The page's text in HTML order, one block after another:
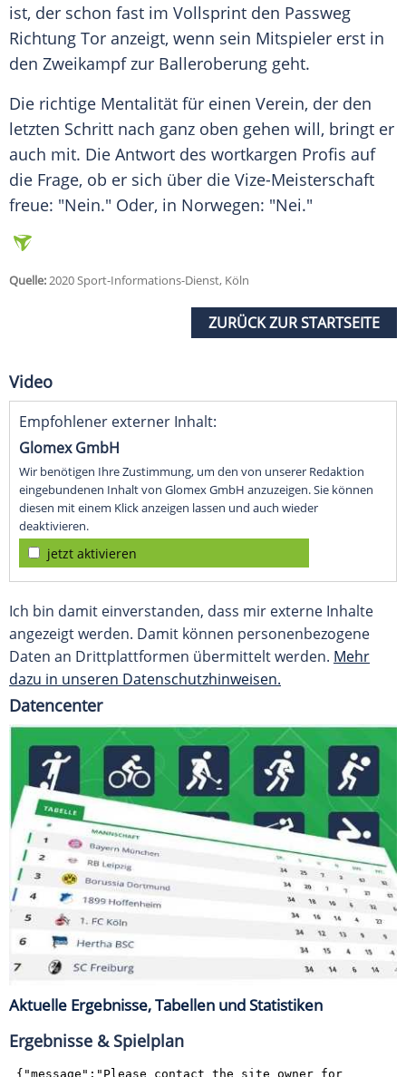
ist, der schon fast im Vollsprint den Passweg
Richtung Tor anzeigt, wenn sein Mitspieler erst in
den Zweikampf zur Balleroberung geht.
Die richtige Mentalität für einen Verein, der den
letzten Schritt nach ganz oben gehen will, bringt er
auch mit. Die Antwort des wortkargen Profis auf
die Frage, ob er sich über die Vize-Meisterschaft
freue: "Nein." Oder, in Norwegen: "Nei."
Quelle:2020 Sport-Informations-Dienst, Köln
ZURÜCK ZUR STARTSEITE
Video
Empfohlener externer Inhalt:
Glomex GmbH
Wir benötigen Ihre Zustimmung, um den von unserer Redaktion
eingebundenen Inhalt von Glomex GmbH anzuzeigen. Sie können
diesen mit einem Klick anzeigen lassen und auch wieder
deaktivieren.
jetzt aktivieren
Ich bin damit einverstanden, dass mir externe Inhalte
angezeigt werden. Damit können personenbezogene
Daten an Drittplattformen übermittelt werden. Mehr
dazu in unseren Datenschutzhinweisen.
Datencenter
Aktuelle Ergebnisse, Tabellen und Statistiken
Ergebnisse & Spielplan